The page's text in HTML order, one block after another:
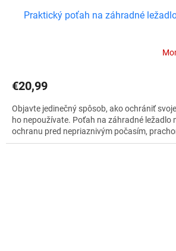
Praktický poťah na záhradné
€20,99
Objavte jedinečný spôsob, ako ochrániť
ho nepoužívate. Poťah na záhradné ležadlo
ochranu pred nepriaznivým počasím,